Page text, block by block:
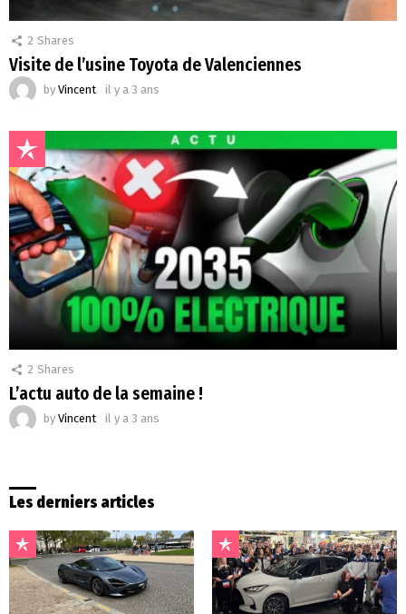
2 Shares
Visite de l’usine Toyota de Valenciennes
by Vincent il y a 3 ans
2 Shares
L’actu auto de la semaine !
by Vincent il y a 3 ans
Les derniers articles